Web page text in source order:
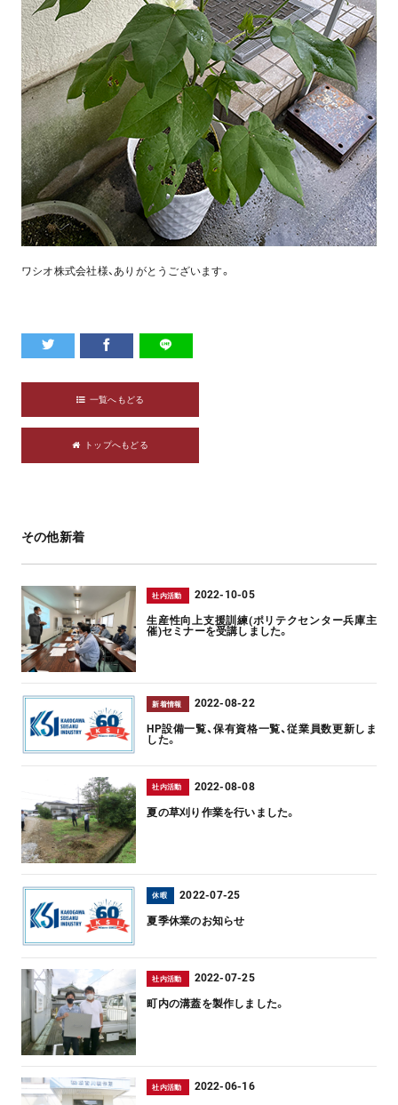
ワシオ株式会社様、ありがとうございます。
一覧へもどる
トップへもどる
その他新着
社内活動 2022-10-05
生産性向上支援訓練(ポリテクセンター兵庫主
催)セミナーを受講しました。
新着情報 2022-08-22
HP設備一覧、保有資格一覧、従業員数更新しま
した。
社内活動 2022-08-08
夏の草刈り作業を行いました。
休暇 2022-07-25
夏季休業のお知らせ
社内活動 2022-07-25
町内の溝蓋を製作しました。
社内活動 2022-06-16